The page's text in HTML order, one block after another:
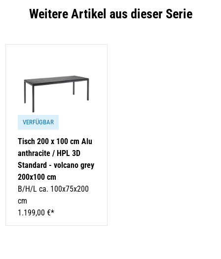
Weitere Artikel aus dieser Serie
VERFÜGBAR
Tisch 200 x 100 cm Alu
anthracite / HPL 3D
Standard - volcano grey
200x100 cm
B/H/L ca. 100x75x200
cm
1.199,00 €*